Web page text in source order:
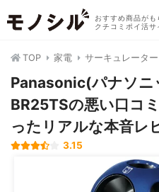
おすすめ商品がも
クチコミポイ活サ
TOP 家電 サーキュレーター
Panasonic(パナソニ
BR25TSの悪い口コ
ったリアルな本音レ
3.15